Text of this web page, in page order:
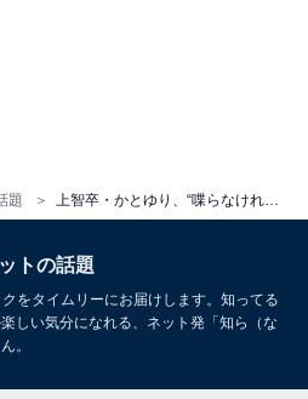
題 上智卒・かとゆり、“喋らなければ超絶美女”ショット公開！ 「可愛くて草」「喋ったら残念系女子」
トの話題
をタイムリーにお届けします。知ってる
しい気分になれる、ネット発「知ら（な
。